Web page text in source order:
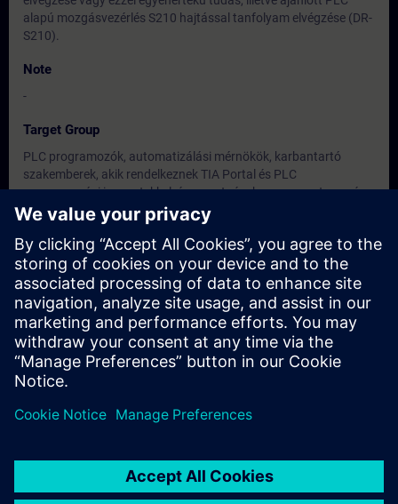
alapú mozgásvezérlés S210 hajtással tanfolyam elvégzése (DR-
S210).
Note
-
Target Group
PLC programozók, automatizálási mérnökök, karbantartó
szakemberek, akik rendelkeznek TIA Portal és PLC
programozási ismeretekkel, és szeretnének a programtervezés
egy magasabb szintjére lépni.
Dates And Registration
Currently, no events available
Add yourself to the course request list and you will be notified
when new dates become available.
Activate notification service